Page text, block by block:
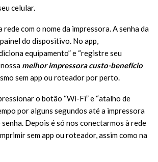
celular.
rede com o nome da impressora. A senha da
do dispositivo. No app,
equipamento” e “registre seu
melhor impressoracusto-benefício
sem app ou roteador por perto.
o botão “Wi-Fi” e “atalho de
por alguns segundos até a impressora
Depois é só nos conectarmos à rede
sem app ou roteador, assim como na